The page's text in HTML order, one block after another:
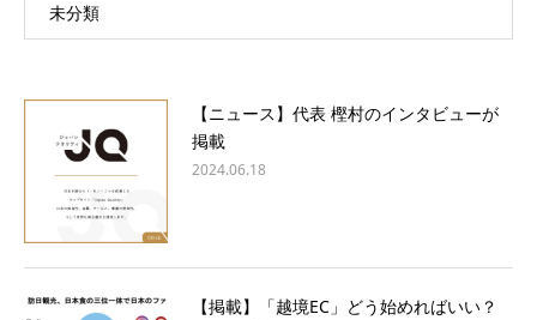
未分類
【ニュース】代表 樫村のインタビューが
掲載
2024.06.18
【掲載】「越境EC」どう始めればいい？